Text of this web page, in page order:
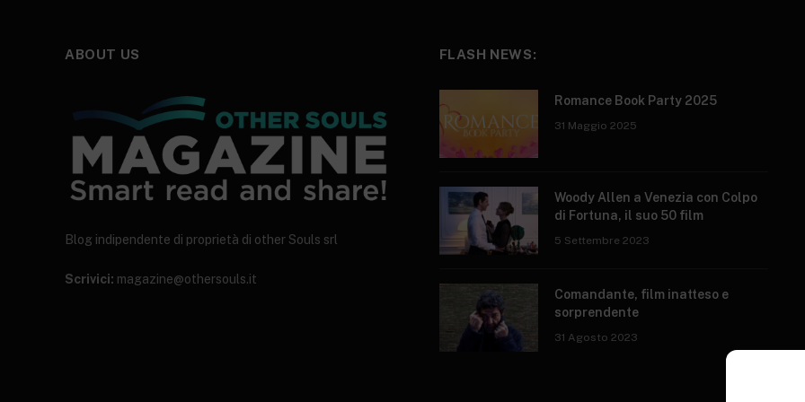
ABOUT US
Blog indipendente di proprietà di other Souls srl
Scrivici: magazine@othersouls.it
FLASH NEWS:
Romance Book Party 2025
31 Maggio 2025
Woody Allen a Venezia con Colpo
di Fortuna, il suo 50 film
5 Settembre 2023
Comandante, film inatteso e
sorprendente
31 Agosto 2023